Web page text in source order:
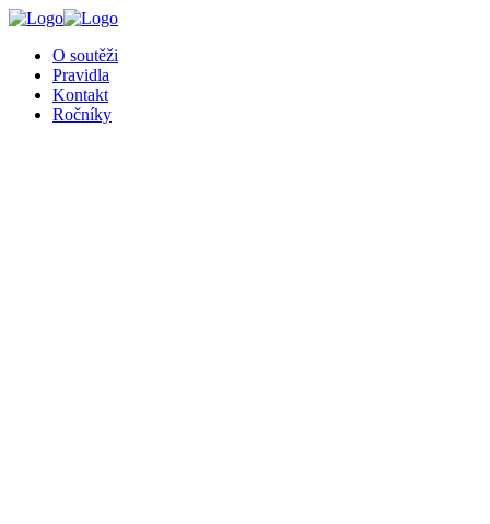
O soutěži
Pravidla
Kontakt
Ročníky